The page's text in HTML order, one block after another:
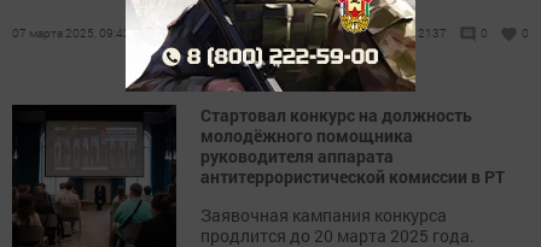
07 марта 2025, 09:42 2137 0 0
Стартовал конкурс на должность
молодёжного помощника
руководителя аппарата
антитеррористической комиссии в РТ
Заявочная кампания конкурса
продлится до 20 марта 2025 года.